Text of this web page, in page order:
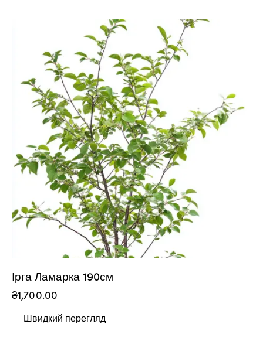
Ірга Ламарка 190см
₴1,700.00
Швидкий перегляд